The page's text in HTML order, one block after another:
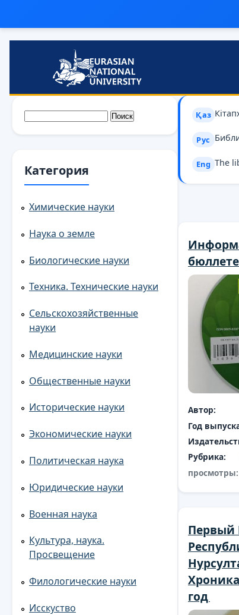
Перейти к основному содержанию
Қаз
Рус
Eng The
Автор:
Год
Рубрика:
просмотры:
Первый
год
Форма поиска
Поиск
Категория
Химические науки
Наука о земле
Биологические науки
Техника. Технические науки
Сельскохозяйственные
науки
Медицинские науки
Общественные науки
Исторические науки
Экономические науки
Политическая наука
Юридические науки
Военная наука
Культура, наука.
Просвещение
Филологические науки
Исскуство